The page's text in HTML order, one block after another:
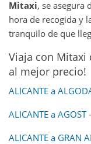
Mitaxi, se asegura
hora de recogida y
tranquilo de que
Viaja con Mitaxi
al mejor precio!
ALICANTE a
ALICANTE a AGOST
ALICANTE a GRAN